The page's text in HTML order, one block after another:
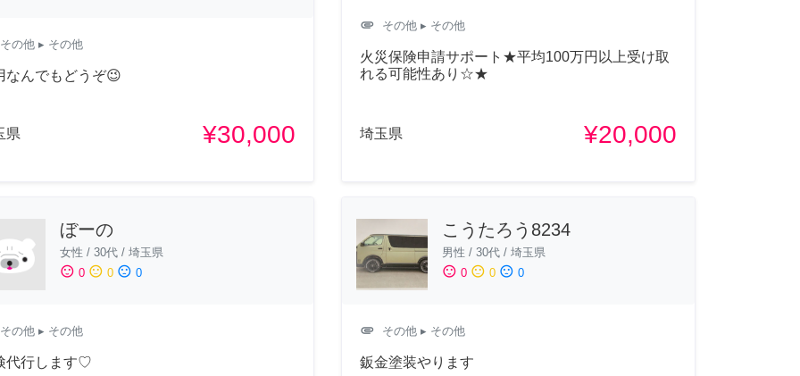
その他 ▸ その他
なんでもどうぞ😉
県 ¥30,000
attachment その他▸ その他
火災保険申請サポート★平均100万円以上受け取
れる可能性あり☆★
埼玉県 ¥20,000
ぼーの
女性 / 30代 / 埼玉県
sentiment_satisfied 0 sentiment_neutral 0 sentiment_dissatisfied 0
その他 ▸ その他
代行します♡
こうたろう8234
男性 / 30代/ 埼玉県
sentiment_satisfied 0 sentiment_neutral 0 sentiment_dissatisfied 0
attachment その他▸ その他
鈑金塗装やります